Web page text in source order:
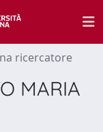
ricercatore
MARIA